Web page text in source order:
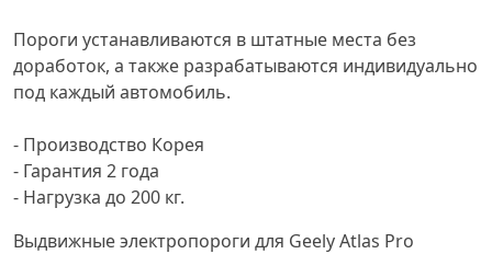
Пороги устанавливаются в штатные места без
доработок, а также разрабатываются индивидуально
под каждый автомобиль.
- Производство Корея
- Гарантия 2 года
- Нагрузка до 200 кг.
Выдвижные электропороги для Geely Atlas Pro